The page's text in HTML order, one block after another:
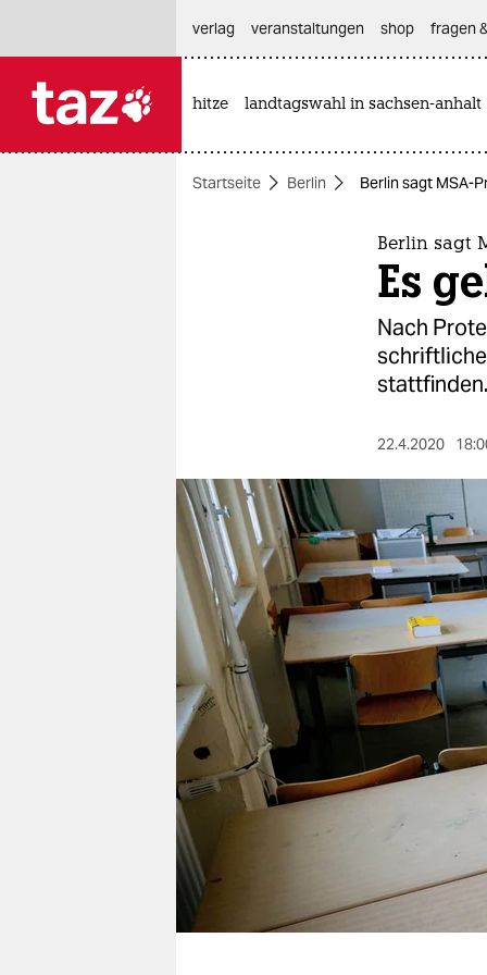
themen
berlin
nord
wahrheit
verlag
verlag
veranstaltungen
shop
fragen & hilfe
unterstützen
abo
genossenschaft
verlag
veranstaltungen shop fragen
hitze landtagswahl in sachsen-anhalt
Startseite Berlin Berlin sagt MSA-
Berlin sagt
Es
Nach
stattfinden.
22.4.2020